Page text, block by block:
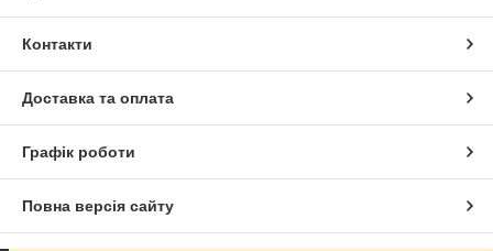
Контакти
Доставка та оплата
Графік роботи
Повна версія сайту